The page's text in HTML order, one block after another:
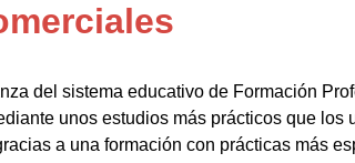
del sistema educativo de Formación
unos estudios más prácticos que
a una formación con prácticas más